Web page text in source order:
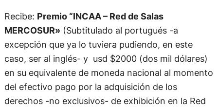
Recibe: Premio “INCAA – Red de Salas
MERCOSUR»(Subtitulado al portugués -a
excepción que ya lo tuviera pudiendo, en este
caso, ser al inglés- y usd $2000 (dos mil dólares)
en su equivalente de moneda nacional al momento
del efectivo pago por la adquisición de los
derechos -no exclusivos- de exhibición en la Red